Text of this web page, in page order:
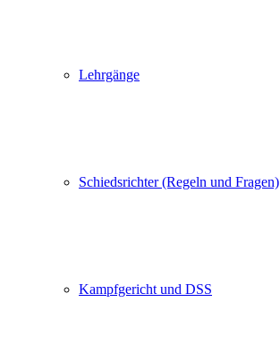
Lehrgänge
Schiedsrichter (Regeln und Fragen)
Kampfgericht und DSS